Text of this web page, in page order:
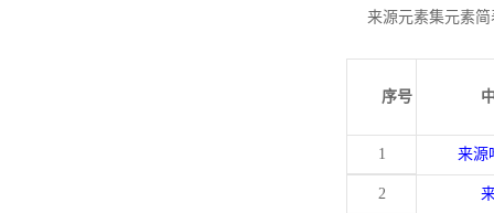
来源元素集元素简
序号
1 来源
2